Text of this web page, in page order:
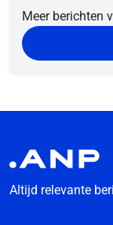
Meer berichten
Altijd relevante